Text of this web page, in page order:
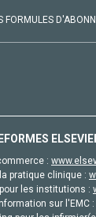
FORMULES
:
pratique clinique :
les institutions :
sur l'EMC :